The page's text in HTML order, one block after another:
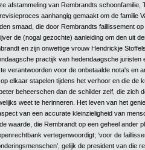
afstammeling van Rembrandts schoonfamilie,
aanhangig gemaakt om de familie
smaad, die door Rembrandts faillissement
de (nogal gezochte) aanleiding om den uit
en zijn onwettige vrouw Hendrickje
practijk van hedendaagsche juristen
verantwoorden voor de onbetaalde nota's en
elkaar stapelen tijdens het verhoor en die de
beheerschen dan de schilder zelf, die zich
weet te herinneren. Het leven van het
van een accurate kleinzieligheid van
waarde, die Rembrandt op een geheel ander
vertegenwoordigt; ‘voor de
gelijk de president van die